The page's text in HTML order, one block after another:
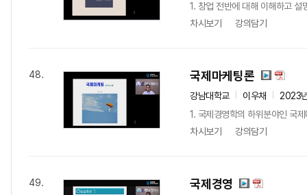
1. 창업 전반에 대해 이해하고
차시보기
강의담기
48. 국제마케팅론
강남대학교 이우채
2023
1. 국제경영학의 하위분야인 국
차시보기
강의담기
49. 국제경영